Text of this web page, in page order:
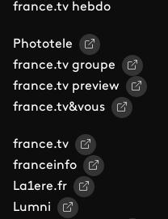
france.tv hebdo
Phototele
france.tv groupe
france.tv preview
france.tv&vous
france.tv
franceinfo
La1ere.fr
Lumni